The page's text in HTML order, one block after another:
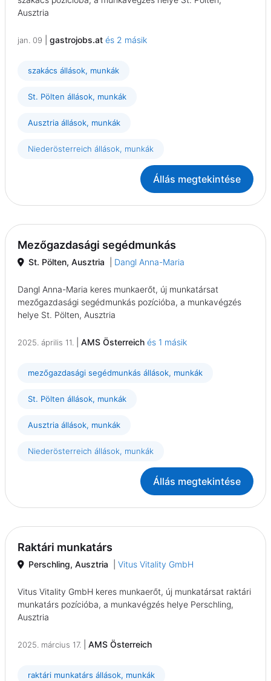
Ausztria
jan. 09 gastrojobs.at és 2 másik
szakács állások, munkák
St. Pölten állások, munkák
Ausztria állások, munkák
Niederösterreich állások, munkák
Állás megtekintése
Mezőgazdasági segédmunkás
St. Pölten, Ausztria Dangl Anna-Maria
Dangl Anna-Maria keres munkaerőt, új munkatársat
mezőgazdasági segédmunkás pozícióba, a munkavégzés
helye St. Pölten, Ausztria
2025. április 11. AMS Österreich és 1 másik
mezőgazdasági segédmunkás állások, munkák
St. Pölten állások, munkák
Ausztria állások, munkák
Niederösterreich állások, munkák
Állás megtekintése
Raktári munkatárs
Perschling, Ausztria Vitus Vitality GmbH
Vitus Vitality GmbH keres munkaerőt, új munkatársat raktári
munkatárs pozícióba, a munkavégzés helye Perschling,
Ausztria
2025. március 17. AMS Österreich
raktári munkatárs állások, munkák